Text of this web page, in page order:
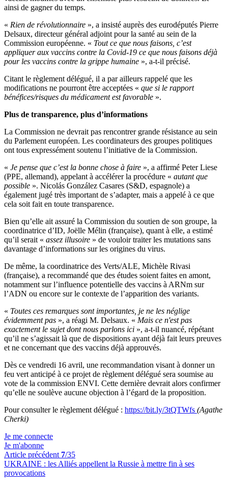
ainsi de gagner du temps.
« Rien de révolutionnaire », a insisté auprès des eurodéputés Pierre
Delsaux, directeur général adjoint pour la santé au sein de la
Commission européenne. « Tout ce que nous faisons, c’est
appliquer aux vaccins contre la Covid-19 ce que nous faisons déjà
pour les vaccins contre la grippe humaine », a-t-il précisé.
Citant le règlement délégué, il a par ailleurs rappelé que les
modifications ne pourront être acceptées « que si le rapport
bénéfices/risques du médicament est favorable ».
Plus de transparence, plus d’informations
La Commission ne devrait pas rencontrer grande résistance au sein
du Parlement européen. Les coordinateurs des groupes politiques
ont tous expressément soutenu l’initiative de la Commission.
« Je pense que c’est la bonne chose à faire », a affirmé Peter Liese
(PPE, allemand), appelant à accélérer la procédure « autant que
possible ». Nicolás González Casares (S&D, espagnole) a
également jugé très important de s’adapter, mais a appelé à ce que
cela soit fait en toute transparence.
Bien qu’elle ait assuré la Commission du soutien de son groupe, la
coordinatrice d’ID, Joëlle Mélin (française), quant à elle, a estimé
qu’il serait « assez illusoire » de vouloir traiter les mutations sans
davantage d’informations sur les origines du virus.
De même, la coordinatrice des Verts/ALE, Michèle Rivasi
(française), a recommandé que des études soient faites en amont,
notamment sur l’influence potentielle des vaccins à ARNm sur
l’ADN ou encore sur le contexte de l’apparition des variants.
« Toutes ces remarques sont importantes, je ne les néglige
évidemment pas », a réagi M. Delsaux. « Mais ce n'est pas
exactement le sujet dont nous parlons ici », a-t-il nuancé, répétant
qu’il ne s’agissait là que de dispositions ayant déjà fait leurs preuves
et ne concernant que des vaccins déjà approuvés.
Dès ce vendredi 16 avril, une recommandation visant à donner un
feu vert anticipé à ce projet de règlement délégué sera soumise au
vote de la commission ENVI. Cette dernière devrait alors confirmer
qu’elle ne soulève aucune objection à l’égard de la proposition.
Pour consulter le règlement délégué : https://bit.ly/3tQTWfs (Agathe
Cherki)
Je me connecte
Je m'abonne
Article précédent 7/35
UKRAINE : les Alliés appellent la Russie à mettre fin à ses
provocations